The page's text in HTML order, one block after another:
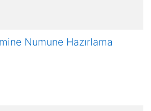
Numune Hazırlama